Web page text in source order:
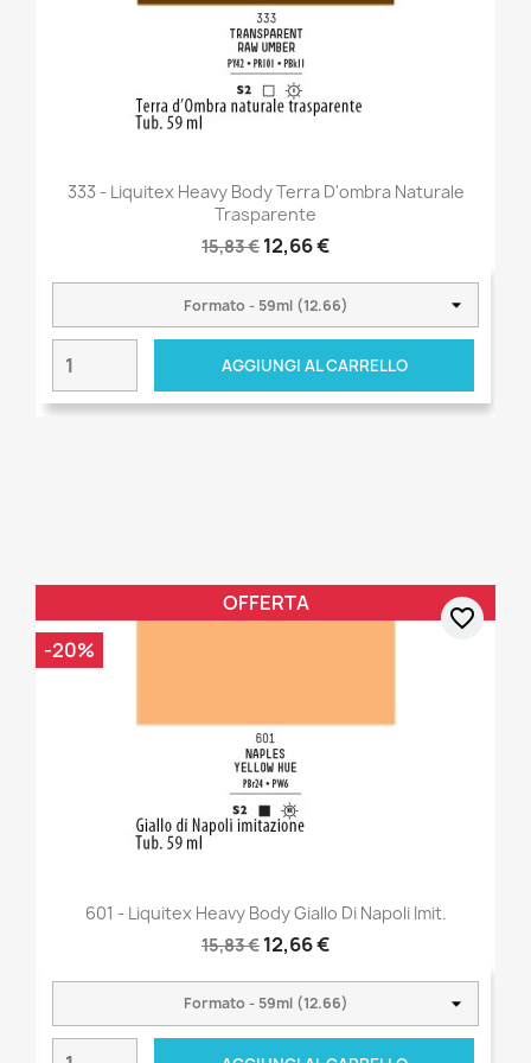
333 - Liquitex Heavy Body Terra D'ombra Naturale
Trasparente
15,83 € 12,66 €
AGGIUNGI AL CARRELLO
601 - Liquitex Heavy Body Giallo Di Napoli Imit.
15,83 € 12,66 €
OFFERTA
-20%
favorite_border